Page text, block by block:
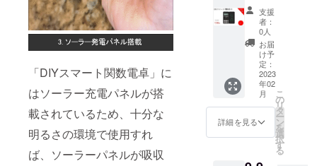
「DIYスマート関数電卓」に
はソーラー充電パネルが搭
載されているため、十分な
明るさの環境で使用すれ
ば、ソーラーパネルが吸収
様お願
い致し
ます。
2023年
03月頃
からオ
ンライ
ショッ
にて一
般販売
合、正
規販売
価格が
販売予
定価格
より下
がる可
能性も
ござい
ます。
類似商
状況、
使用部
材の供
給状
況、製
造工程
上の都
合等に
より出
荷時期
が遅れ
DIYス
マート
関数電
卓x 2
セット
・一般
販売予
定価
格：
10,960
円 ※リ
ターン
はすべ
支援
者：
0人
お届
け予
定：
2023
年02
月
詳細を見る
こ
の
リ
タ
ー
ン
を
選
択
す
る